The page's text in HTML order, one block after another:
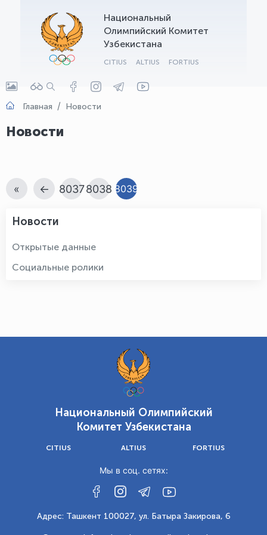
Национальный
Олимпийский Комитет
Узбекистана
CITIUS ALTIUS FORTIUS
Главная Новости
Новости
« ← 80378038 8039
Новости
Открытые данные
Социальные ролики
Национальный Олимпийский
Комитет Узбекистана
CITIUS ALTIUS FORTIUS
Мы в соц. сетях:
Адрес: Ташкент 100027, ул. Батыра Закирова, 6
OLYMPCHIK AI - yordamchi
Онлайн · olympic.uz